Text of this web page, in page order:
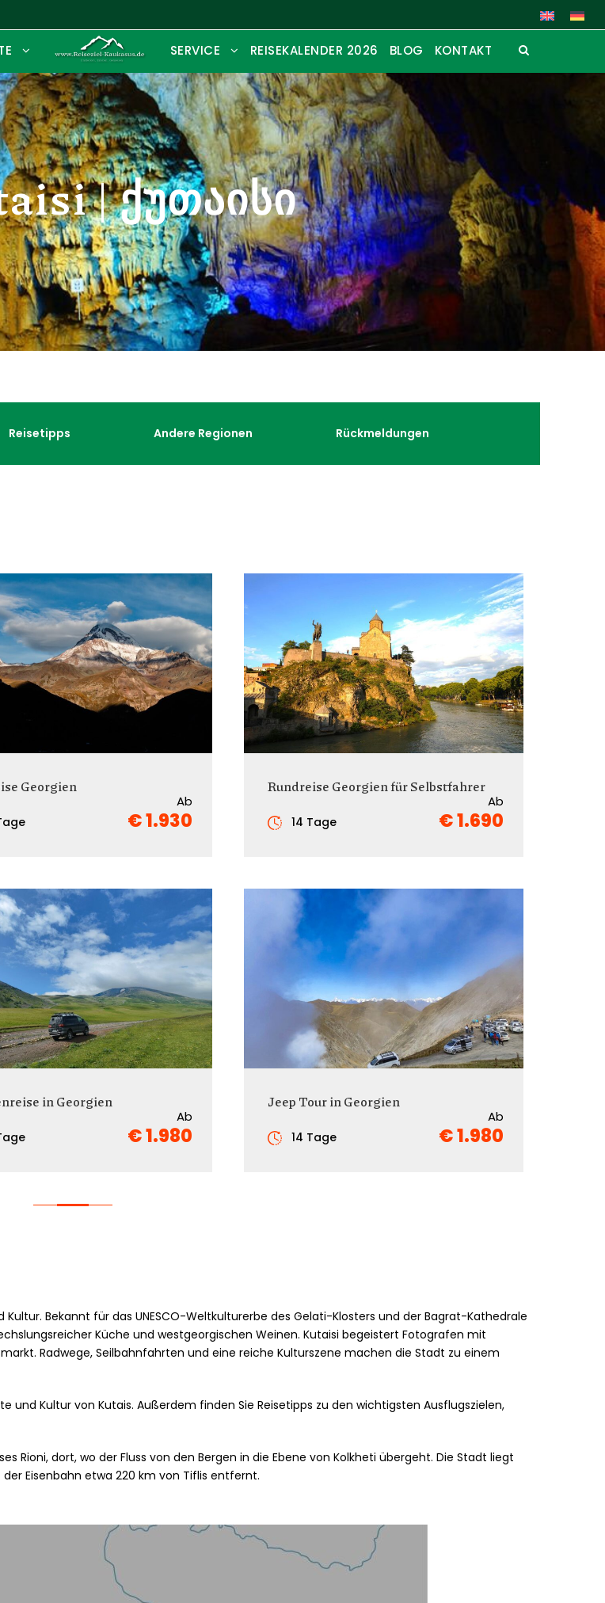
SERVICE REISEKALENDER 2026 BLOG KONTAKT
| ქუთაისი
Reisetipps Andere Regionen Rückmeldungen
Georgien
Ab
€ 1.930
Rundreise Georgien für Selbstfahrer
Ab
€ 1.690
14 Tage
in Georgien
Ab
€ 1.980
Jeep Tour in Georgien
Ab
€ 1.980
14 Tage
Bekannt für das UNESCO-Weltkulturerbe des Gelati-Klosters und der Bagrat-Kathedrale
Küche und westgeorgischen Weinen. Kutaisi begeistert Fotografen mit
Radwege, Seilbahnfahrten und eine reiche Kulturszene machen die Stadt zu einem
und Kultur von Kutais. Außerdem finden Sie Reisetipps zu den wichtigsten Ausflugszielen,
Rioni, dort, wo der Fluss von den Bergen in die Ebene von Kolkheti übergeht. Die Stadt liegt
Eisenbahn etwa 220 km von Tiflis entfernt.